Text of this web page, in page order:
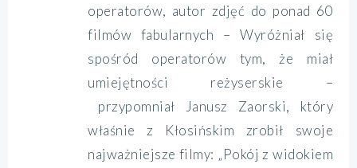
operatorów, autor zdjęć do ponad 60
filmów fabularnych – Wyróżniał się
spośród operatorów tym, że miał
umiejętności reżyserskie –
przypomniał Janusz Zaorski, który
właśnie z Kłosińskim zrobił swoje
najważniejsze filmy: „Pokój z widokiem